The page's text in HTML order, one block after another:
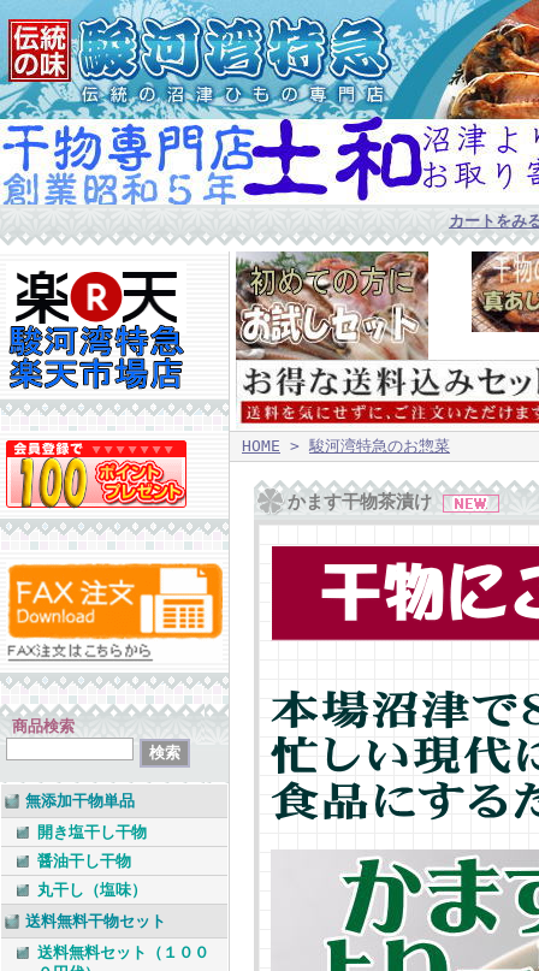
カートをみ
商品検索
無添加干物単品
開き塩干し干物
醤油干し干物
丸干し（塩味）
送料無料干物セット
送料無料セット（１００
HOME > 駿河湾特急のお惣菜
かます干物茶漬け